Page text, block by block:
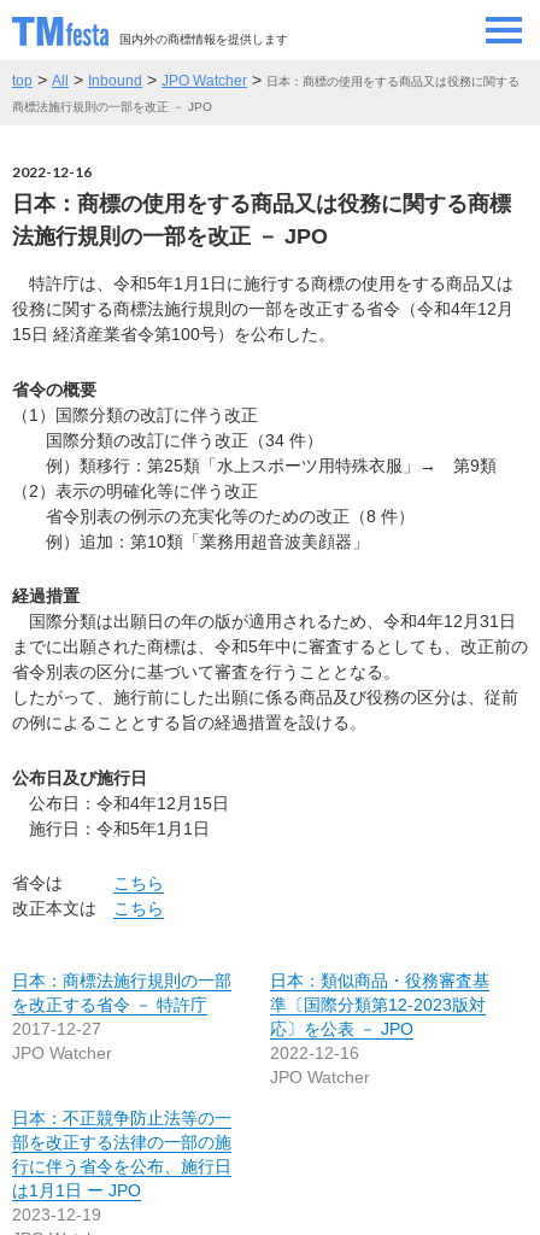
国内外の商標情報を提供します
SEMINAR/EVENT
CONTRIBUTORS 情報提供者
CONTACT お問い合わせ
top > All > Inbound > JPO Watcher > 日本：商標の使用をする商品又は役務に関する
商標法施行規則の一部を改正 － JPO
2022-12-16
日本：商標の使用をする商品又は役務に関する商標
法施行規則の一部を改正 － JPO
特許庁は、令和5年1月1日に施行する商標の使用をする商品又は
役務に関する商標法施行規則の一部を改正する省令（令和4年12月
15日 経済産業省令第100号）を公布した。
省令の概要
（1）国際分類の改訂に伴う改正
国際分類の改訂に伴う改正（34 件）
例）類移行：第25類「水上スポーツ用特殊衣服」→ 第9類
（2）表示の明確化等に伴う改正
省令別表の例示の充実化等のための改正（8 件）
例）追加：第10類「業務用超音波美顔器」
経過措置
国際分類は出願日の年の版が適用されるため、令和4年12月31日
までに出願された商標は、令和5年中に審査するとしても、改正前の
省令別表の区分に基づいて審査を行うこととなる。
したがって、施行前にした出願に係る商品及び役務の区分は、従前
の例によることとする旨の経過措置を設ける。
公布日及び施行日
公布日：令和4年12月15日
施行日：令和5年1月1日
省令は
こちら
改正本文は
こちら
日本：商標法施行規則の一部
を改正する省令 － 特許庁
2017-12-27
JPO Watcher
日本：類似商品・役務審査基
準〔国際分類第12-2023版対
応〕を公表 － JPO
2022-12-16
JPO Watcher
日本：不正競争防止法等の一
部を改正する法律の一部の施
行に伴う省令を公布、施行日
は1月1日 ー JPO
2023-12-19